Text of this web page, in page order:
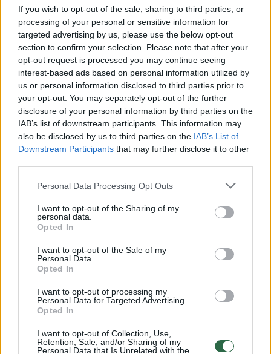
If you wish to opt-out of the sale, sharing to third parties, or
processing of your personal or sensitive information for
targeted advertising by us, please use the below opt-out
section to confirm your selection. Please note that after your
opt-out request is processed you may continue seeing
interest-based ads based on personal information utilized by
us or personal information disclosed to third parties prior to
your opt-out. You may separately opt-out of the further
disclosure of your personal information by third parties on the
IAB’s list of downstream participants. This information may
also be disclosed by us to third parties on the IAB’s List of
Downstream Participants that may further disclose it to other
Personal Data Processing Opt Outs
I want to opt-out of the Sharing of my
personal data.
Opted In
I want to opt-out of the Sale of my
Personal Data.
Opted In
I want to opt-out of processing my
Personal Data for Targeted Advertising.
Opted In
I want to opt-out of Collection, Use,
Retention, Sale, and/or Sharing of my
Personal Data that Is Unrelated with the
Žinios | Orai
Visi įrašai
Žiūrimiausi įrašai
00:00:30
Vaizdai iš tragiškos avarijos Vilniaus r.: dviejų moterų ir
vaiko gyvybių išgelbėti nepavyko
Žinios | Lietuvos diena
Savaitės vidurys nusimato karštas: temperatūra kils iki
32 laipsnių šilumos
Žinios | Orai
00:15:54
V. Zalužno pasisakymą laiko bandymu įsitvirtinti
Laidos | Nauja diena